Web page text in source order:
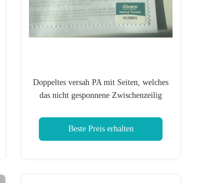
Doppeltes versah PA mit Seiten, welches
das nicht gesponnene Zwischenzeilig
Beste Preis erhalten